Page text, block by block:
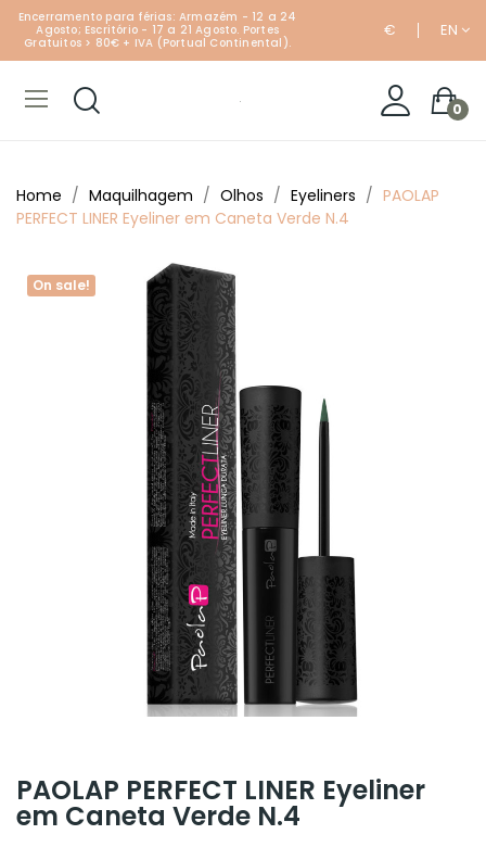
Encerramento para férias: Armazém - 12 a 24
Agosto; Escritório - 17 a 21 Agosto. Portes
Gratuitos > 80€ + IVA (Portual Continental).
€ EN
0
Home Maquilhagem Olhos Eyeliners
PAOLAP
PERFECT LINER Eyeliner em Caneta Verde N.4
On sale!
PAOLAP PERFECT LINER Eyeliner
em Caneta Verde N.4